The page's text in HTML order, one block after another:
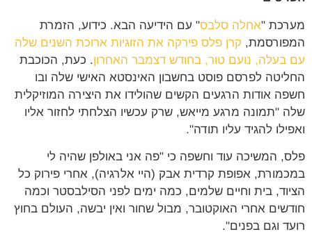
"אחלה סלבס" עם הידיעה הבא. כידוע, הזמרת
קרן פלס פירקה את הזוגיות ארוכת השנים שלה
נועם טור, בחודש דצמבר האחרון. כעת, הכוכבת
לפרסם פוסט בחשבון האינסטא האישי שלה ובו
אודות הרגעים הקשים שהולידו את היצירה המוזיקלית
"תמונה מרגע מייאש, שרק עכשיו הצלחתי לחזור אליו
להגיד עליו תודה".
המשיכה עוד וחשפה כי "פה אני באולפן שהיה לי
אפופת קרדית אבק (היי אלרגיה), אחרי פירוק כל
בית וחיים שלמים, כמה ימים לפני הסילבסטר וכמה
אחרי האוקטובר, מבול שחור ואין יבשה, העולם בחוץ
וגם בפנים".